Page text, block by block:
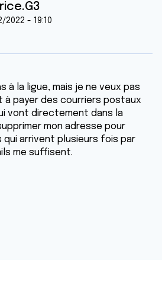
2022 - 19:10
à la ligue, mais je ne veux pas
à payer des courriers postaux
vont directement dans la
mon adresse pour
arrivent plusieurs fois par
me suffisent.